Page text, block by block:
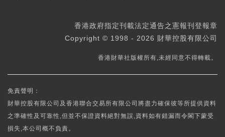
香港政府指定刊載法定通告之憲報刊登報章
Copyright © 1998 - 2026 財華控股有限公司
香港財華社版權所有,未經同意不得轉載。
免責聲明：
財華控股有限公司及香港聯合交易所有限公司將盡力確保彼等所提供資料
之準確性及可靠性,但並不保證資料絕對無誤,資料如有錯漏而令閣下蒙受
損失,本公司概不負責。